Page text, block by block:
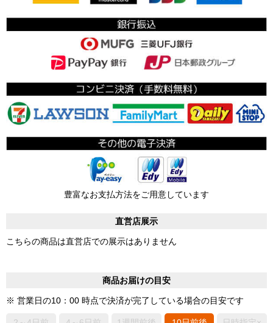
豊富なお支払方法をご用意しています
直営店展示
こちらの商品は直営店での展示はありません
商品お届けの目安
※ 営業日の10：00 時点で決済が完了している場合の目安です